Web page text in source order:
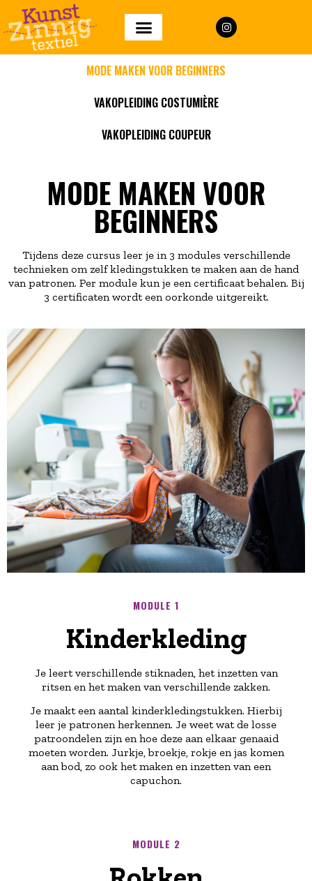
MODE MAKEN VOOR BEGINNERS
VAKOPLEIDING COSTUMIÈRE
VAKOPLEIDING COUPEUR
MODE MAKEN VOOR
BEGINNERS
Tijdens deze cursus leer je in 3 modules verschillende
technieken om zelf kledingstukken te maken aan de hand
van patronen. Per module kun je een certificaat behalen. Bij
3 certificaten wordt een oorkonde uitgereikt.
MODULE 1
Kinderkleding
Je leert verschillende stiknaden, het inzetten van
ritsen en het maken van verschillende zakken.
Je maakt een aantal kinderkledingstukken. Hierbij
leer je patronen herkennen. Je weet wat de losse
patroondelen zijn en hoe deze aan elkaar genaaid
moeten worden. Jurkje, broekje, rokje en jas komen
aan bod, zo ook het maken en inzetten van een
capuchon.
MODULE 2